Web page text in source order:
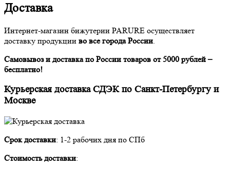
Доставка
Интернет-магазин бижутерии PARURE осуществляет
доставку продукции во все города России
Самовывоз и доставка по России товаров от 5000 рублей –
бесплатно!
Курьерская доставка СДЭК по Санкт-Петербургу и
Москве
Срок доставки: 1-2 рабочих дня по СПб
Стоимость доставки: